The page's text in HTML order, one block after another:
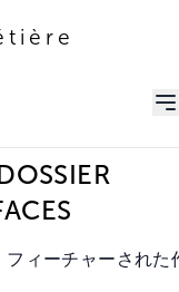
フィーチャーされた